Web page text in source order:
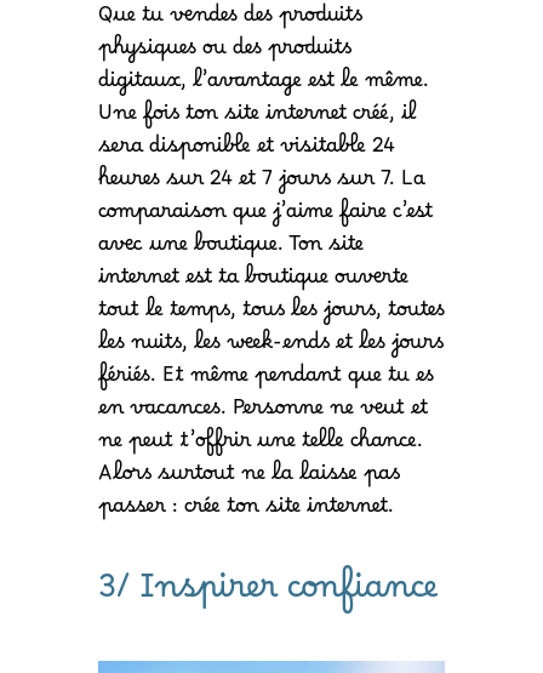
Que tu vendes des produits
physiques ou des produits
digitaux, l’avantage est le même.
Une fois ton site internet créé, il
sera disponible et visitable 24
heures sur 24 et 7 jours sur 7. La
comparaison que j’aime faire c’est
avec une boutique. Ton site
internet est ta boutique ouverte
tout le temps, tous les jours, toutes
les nuits, les week-ends et les jours
fériés. Et même pendant que tu es
en vacances. Personne ne veut et
ne peut t’offrir une telle chance.
Alors surtout ne la laisse pas
passer : crée ton site internet.
3/ Inspirer confiance